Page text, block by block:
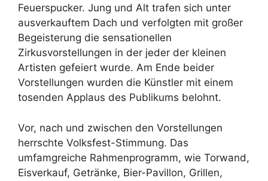
Feuerspucker. Jung und Alt trafen sich unter
ausverkauftem Dach und verfolgten mit großer
Begeisterung die sensationellen
Zirkusvorstellungen in der jeder der kleinen
Artisten gefeiert wurde. Am Ende beider
Vorstellungen wurden die Künstler mit einem
tosenden Applaus des Publikums belohnt.
Vor, nach und zwischen den Vorstellungen
herrschte Volksfest-Stimmung. Das
umfamgreiche Rahmenprogramm, wie Torwand,
Eisverkauf, Getränke, Bier-Pavillon, Grillen,